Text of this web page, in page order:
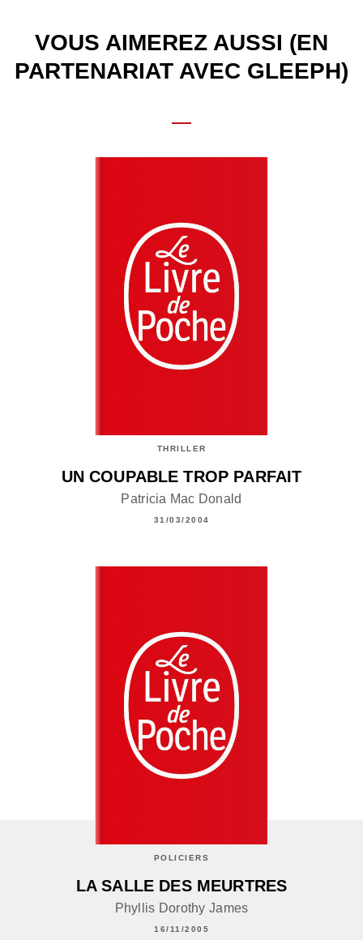
VOUS AIMEREZ AUSSI (EN
PARTENARIAT AVEC GLEEPH)
THRILLER
UN COUPABLE TROP PARFAIT
Patricia Mac Donald
31/03/2004
POLICIERS
LA SALLE DES MEURTRES
Phyllis Dorothy James
16/11/2005